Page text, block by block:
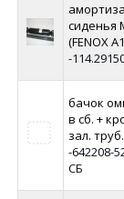
сиденья
(FENOX
-
бачок
в сб. +
зал.
-642208-
СБ